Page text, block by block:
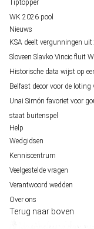
Tiptopper
WK 2026 pool
Nieuws
KSA deelt vergunningen
Sloveen Slavko Vincic fluit
Historische data wijst op
Belfast decor voor de
Unai Simón favoriet voor
staat buitenspel
Help
Wedgidsen
Kenniscentrum
Veelgestelde vragen
Verantwoord wedden
Over ons
Terug naar boven